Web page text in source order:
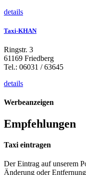
details
Taxi-KHAN
Ringstr. 3
61169 Friedberg
Tel.: 06031 / 63645
details
Werbeanzeigen
Empfehlungen
Taxi eintragen
Der Eintrag auf unserem
Änderung oder